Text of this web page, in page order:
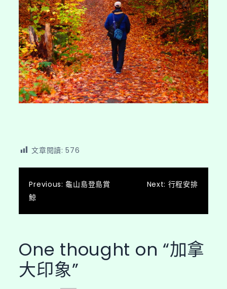
文章閱讀: 576
文
章
覽
Previous: 龜山島登島賞
鯨
Next: 行程安排
One thought on “加拿
大印象”